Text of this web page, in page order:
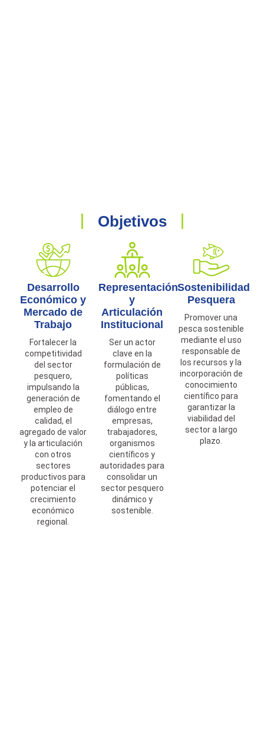
Objetivos
Desarrollo
Económico y
Mercado de
Trabajo
Fortalecer la
competitividad
del sector
pesquero,
impulsando la
generación de
empleo de
calidad, el
agregado de valor
y la articulación
con otros
sectores
productivos para
potenciar el
crecimiento
económico
regional.
Representación
y
Articulación
Institucional
Ser un actor
clave en la
formulación de
políticas
públicas,
fomentando el
diálogo entre
empresas,
trabajadores,
organismos
científicos y
autoridades para
consolidar un
sector pesquero
dinámico y
sostenible.
Sostenibilidad
Pesquera
Promover una
pesca sostenible
mediante el uso
responsable de
los recursos y la
incorporación de
conocimiento
científico para
garantizar la
viabilidad del
sector a largo
plazo.